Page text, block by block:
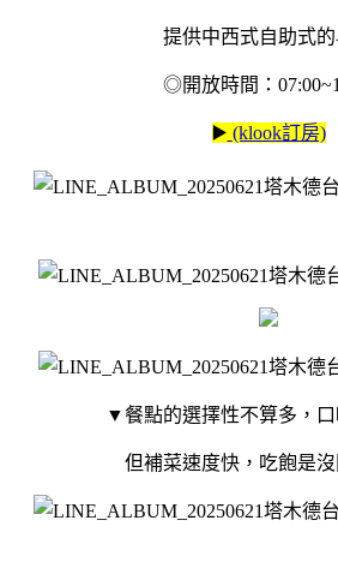
提供中西式自助式
◎開放時間：
▶️ (klook訂房)
▼餐點的選擇性不算多，口
但補菜速度快，吃飽是沒